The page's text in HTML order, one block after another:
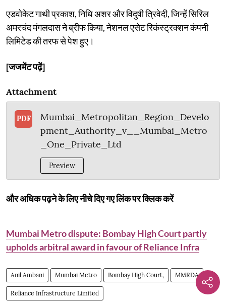
एडवोकेट गाथी प्रकाश, निधि अशर और विदुषी त्रिवेदी, जिन्हें सिरिल
अमरचंद मंगलदास ने ब्रीफ किया, नेशनल एसेट रिकंस्ट्रक्शन कंपनी
लिमिटेड की तरफ से पेश हुए।
[जजमेंट पढ़ें]
Attachment
PDF
Mumbai_Metropolitan_Region_Develo
pment_Authority_v__Mumbai_Metro
_One_Private_Ltd
Preview
और अधिक पढ़ने के लिए नीचे दिए गए लिंक पर क्लिक करें
Mumbai Metro dispute: Bombay High Court partly
upholds arbitral award in favour of Reliance Infra
Anil Ambani Mumbai Metro Bombay High Court, MMRDA
Reliance Infrastructure Limited